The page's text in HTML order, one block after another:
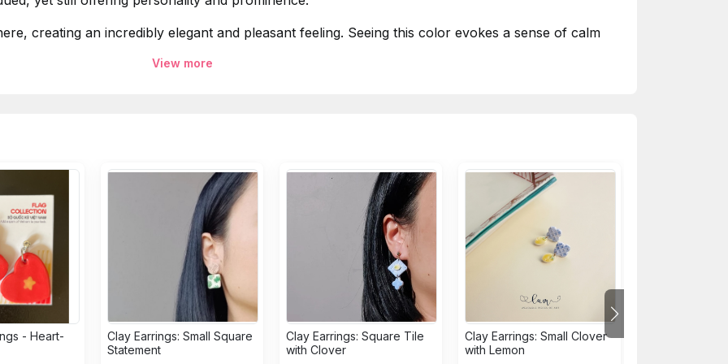
creating an incredibly elegant and pleasant feeling. Seeing this color evokes a sense of calm
công được lấy cảm hứng từ những hoa văn của các viên gạch bông trong kiến trúc xưa. BST có
vẫn đem đến cá tính và sự nổi bật.
bầu trời, tạo cảm giác thanh tao và dễ chịu vô cùng. Thấy màu này là cảm thấy sự nhẹ nhàng,
View more
- Heart-
Clay Earrings: Small Square
Statement
Clay Earrings: Square Tile
with Clover
Clay Earrings: Small Clover
with Lemon